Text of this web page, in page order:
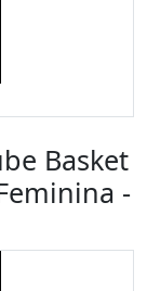
Basket
-